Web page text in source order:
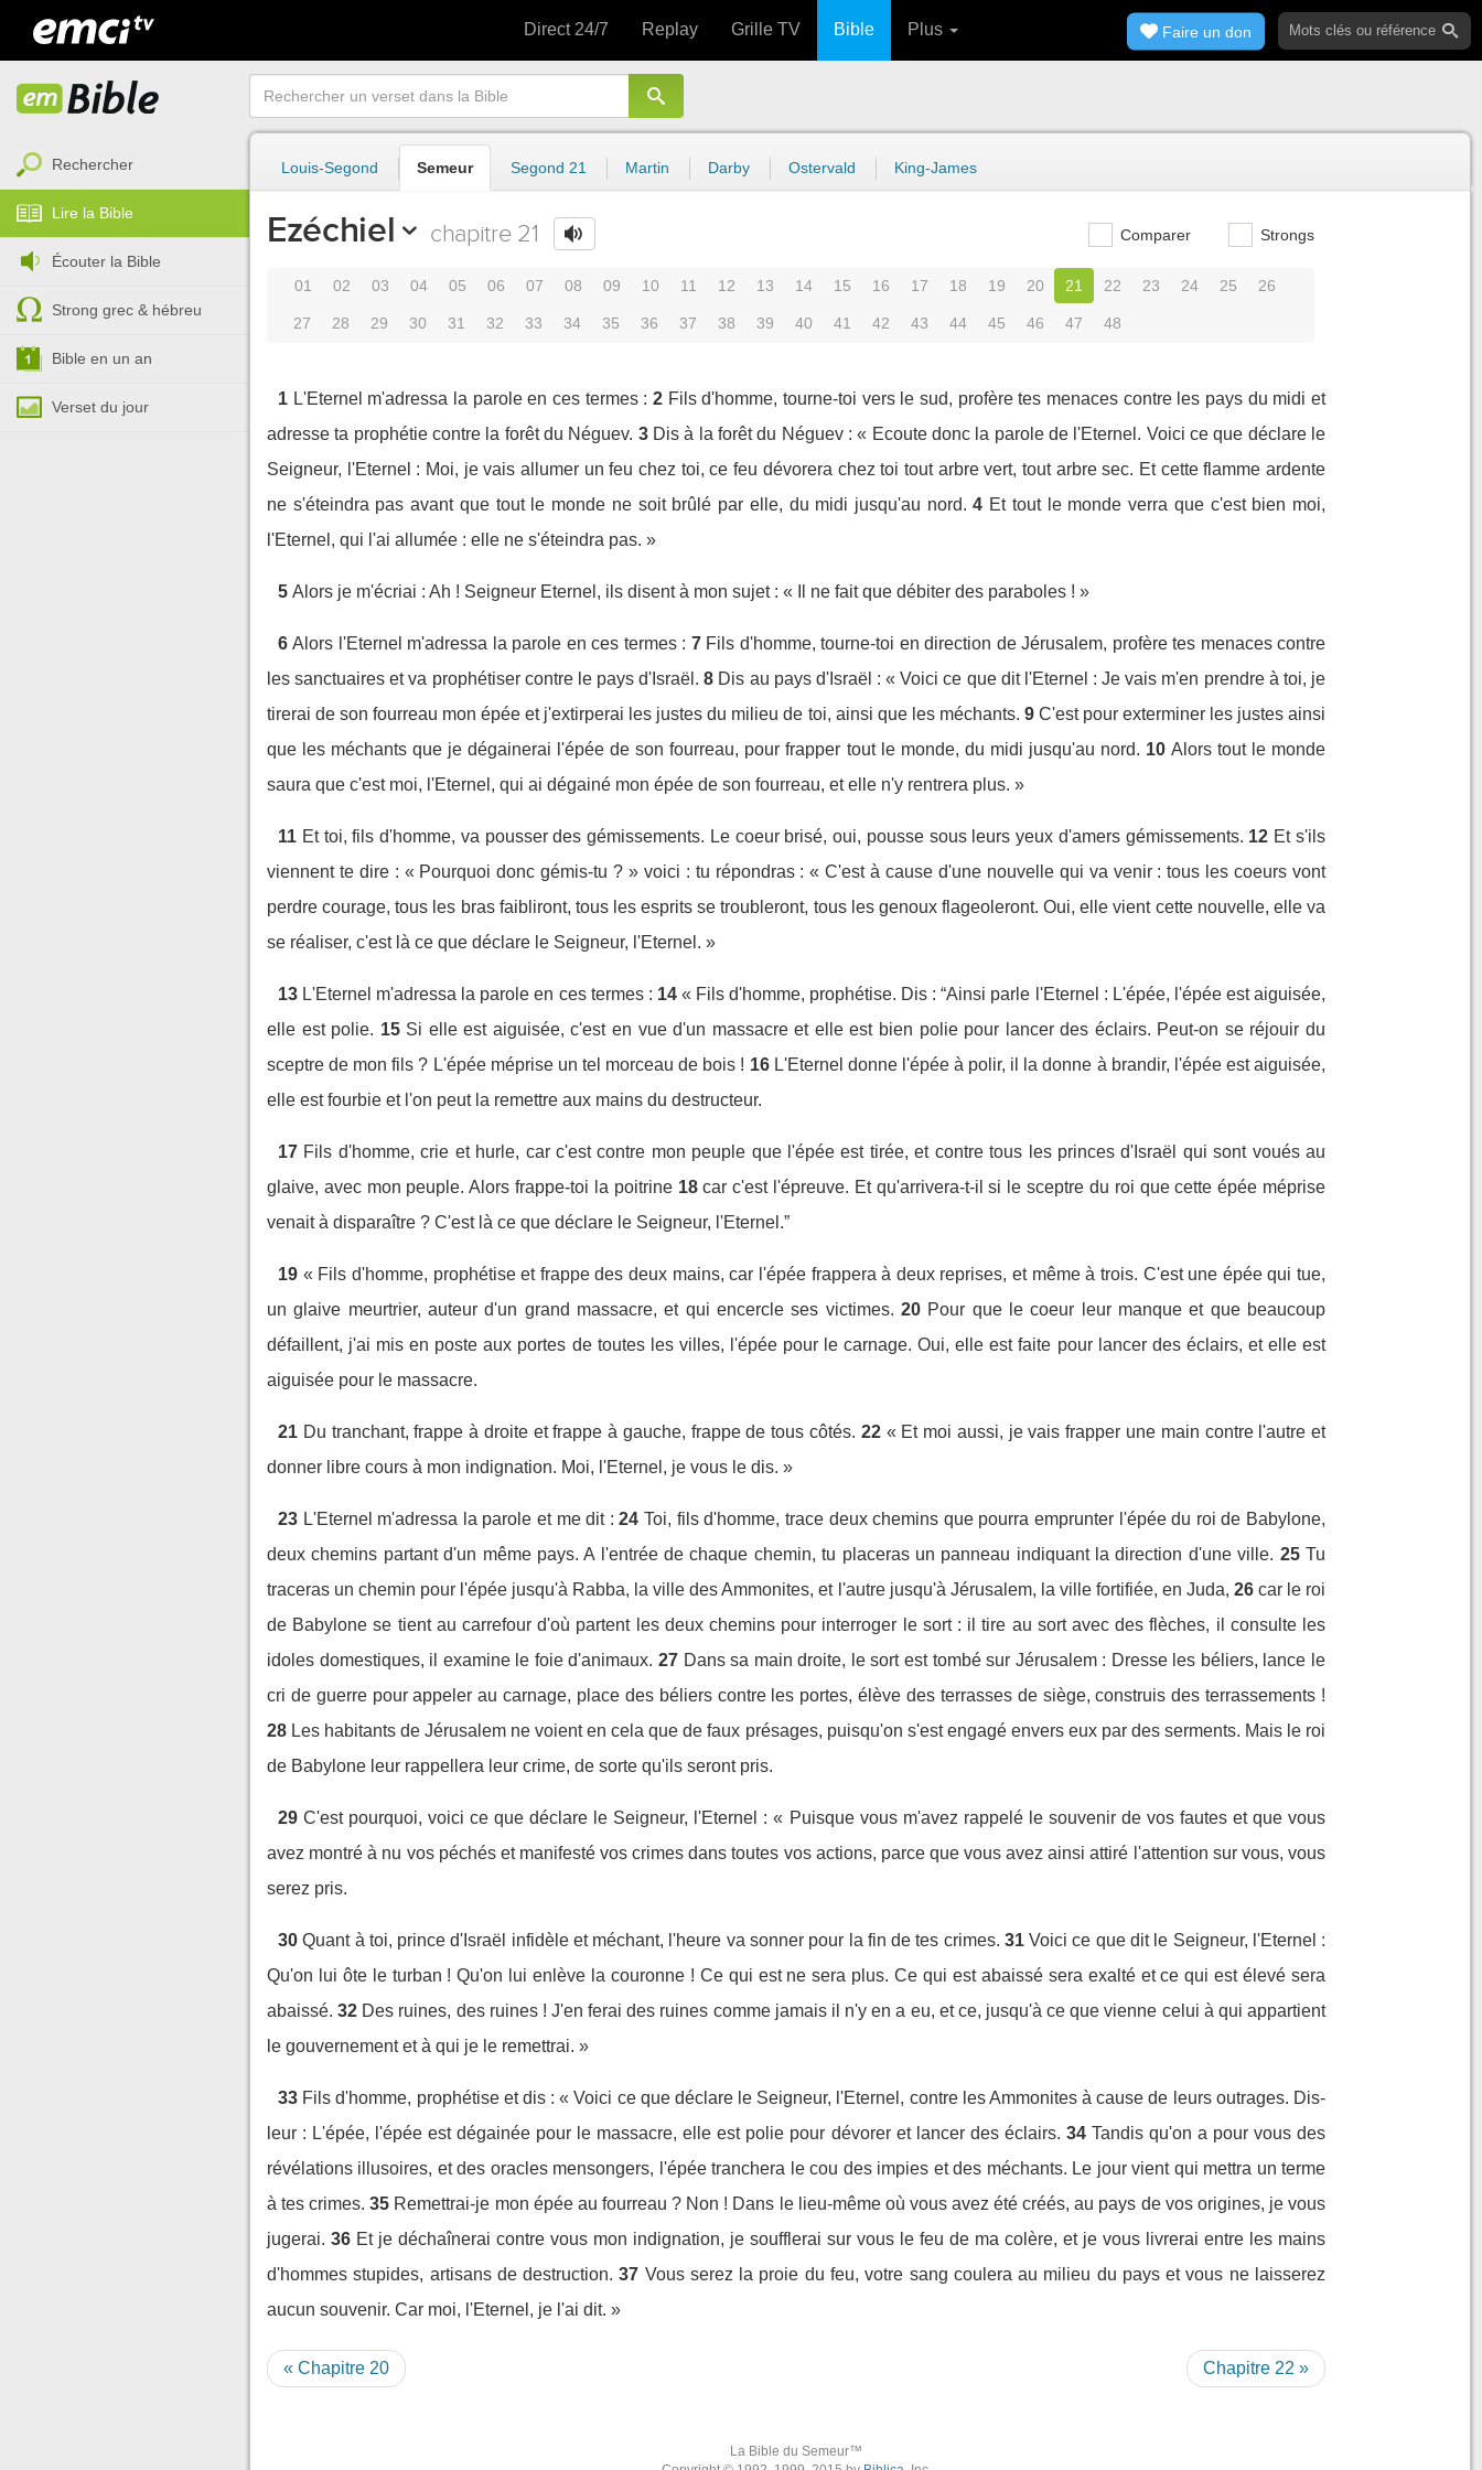
Direct 24/7 Replay Grille TV Bible Plus Faire un don
Rechercher
Lire la Bible
Écouter la Bible
Strong grec & hébreu
Bible en un an
Verset du jour
Louis-Segond Semeur Segond 21 Martin Darby Ostervald King-James
Ezéchiel chapitre 21 Comparer Strongs
01 02 03 04 05 06 07 08 09 10 11 12 13 14 15 16 17 18 19 20 21 22 23 24 25 26
27 28 29 30 31 32 33 34 35 36 37 38 39 40 41 42 43 44 45 46 47 48
1 L'Eternel m'adressa la parole en ces termes : 2 Fils d'homme, tourne-toi vers le sud, profère tes menaces contre les pays du midi et
adresse ta prophétie contre la forêt du Néguev. 3 Dis à la forêt du Néguev : « Ecoute donc la parole de l'Eternel. Voici ce que déclare le
Seigneur, l'Eternel : Moi, je vais allumer un feu chez toi, ce feu dévorera chez toi tout arbre vert, tout arbre sec. Et cette flamme ardente
ne s'éteindra pas avant que tout le monde ne soit brûlé par elle, du midi jusqu'au nord. 4 Et tout le monde verra que c'est bien moi,
l'Eternel, qui l'ai allumée : elle ne s'éteindra pas. »
5 Alors je m'écriai : Ah ! Seigneur Eternel, ils disent à mon sujet : « Il ne fait que débiter des paraboles ! »
6 Alors l'Eternel m'adressa la parole en ces termes : 7 Fils d'homme, tourne-toi en direction de Jérusalem, profère tes menaces contre
les sanctuaires et va prophétiser contre le pays d'Israël. 8 Dis au pays d'Israël : « Voici ce que dit l'Eternel : Je vais m'en prendre à toi, je
tirerai de son fourreau mon épée et j'extirperai les justes du milieu de toi, ainsi que les méchants. 9 C'est pour exterminer les justes ainsi
que les méchants que je dégainerai l'épée de son fourreau, pour frapper tout le monde, du midi jusqu'au nord. 10 Alors tout le monde
saura que c'est moi, l'Eternel, qui ai dégainé mon épée de son fourreau, et elle n'y rentrera plus. »
11 Et toi, fils d'homme, va pousser des gémissements. Le coeur brisé, oui, pousse sous leurs yeux d'amers gémissements. 12 Et s'ils
viennent te dire : « Pourquoi donc gémis-tu ? » voici : tu répondras : « C'est à cause d'une nouvelle qui va venir : tous les coeurs vont
perdre courage, tous les bras faibliront, tous les esprits se troubleront, tous les genoux flageoleront. Oui, elle vient cette nouvelle, elle va
se réaliser, c'est là ce que déclare le Seigneur, l'Eternel. »
13 L'Eternel m'adressa la parole en ces termes : 14 « Fils d'homme, prophétise. Dis : “Ainsi parle l'Eternel : L'épée, l'épée est aiguisée,
elle est polie. 15 Si elle est aiguisée, c'est en vue d'un massacre et elle est bien polie pour lancer des éclairs. Peut-on se réjouir du
sceptre de mon fils ? L'épée méprise un tel morceau de bois ! 16 L'Eternel donne l'épée à polir, il la donne à brandir, l'épée est aiguisée,
elle est fourbie et l'on peut la remettre aux mains du destructeur.
17 Fils d'homme, crie et hurle, car c'est contre mon peuple que l'épée est tirée, et contre tous les princes d'Israël qui sont voués au
glaive, avec mon peuple. Alors frappe-toi la poitrine 18 car c'est l'épreuve. Et qu'arrivera-t-il si le sceptre du roi que cette épée méprise
venait à disparaître ? C'est là ce que déclare le Seigneur, l'Eternel.”
19 « Fils d'homme, prophétise et frappe des deux mains, car l'épée frappera à deux reprises, et même à trois. C'est une épée qui tue,
un glaive meurtrier, auteur d'un grand massacre, et qui encercle ses victimes. 20 Pour que le coeur leur manque et que beaucoup
défaillent, j'ai mis en poste aux portes de toutes les villes, l'épée pour le carnage. Oui, elle est faite pour lancer des éclairs, et elle est
aiguisée pour le massacre.
21 Du tranchant, frappe à droite et frappe à gauche, frappe de tous côtés. 22 « Et moi aussi, je vais frapper une main contre l'autre et
donner libre cours à mon indignation. Moi, l'Eternel, je vous le dis. »
23 L'Eternel m'adressa la parole et me dit : 24 Toi, fils d'homme, trace deux chemins que pourra emprunter l'épée du roi de Babylone,
deux chemins partant d'un même pays. A l'entrée de chaque chemin, tu placeras un panneau indiquant la direction d'une ville. 25 Tu
traceras un chemin pour l'épée jusqu'à Rabba, la ville des Ammonites, et l'autre jusqu'à Jérusalem, la ville fortifiée, en Juda, 26 car le roi
de Babylone se tient au carrefour d'où partent les deux chemins pour interroger le sort : il tire au sort avec des flèches, il consulte les
idoles domestiques, il examine le foie d'animaux. 27 Dans sa main droite, le sort est tombé sur Jérusalem : Dresse les béliers, lance le
cri de guerre pour appeler au carnage, place des béliers contre les portes, élève des terrasses de siège, construis des terrassements !
28 Les habitants de Jérusalem ne voient en cela que de faux présages, puisqu'on s'est engagé envers eux par des serments. Mais le roi
de Babylone leur rappellera leur crime, de sorte qu'ils seront pris.
29 C'est pourquoi, voici ce que déclare le Seigneur, l'Eternel : « Puisque vous m'avez rappelé le souvenir de vos fautes et que vous
avez montré à nu vos péchés et manifesté vos crimes dans toutes vos actions, parce que vous avez ainsi attiré l'attention sur vous, vous
serez pris.
30 Quant à toi, prince d'Israël infidèle et méchant, l'heure va sonner pour la fin de tes crimes. 31 Voici ce que dit le Seigneur, l'Eternel :
Qu'on lui ôte le turban ! Qu'on lui enlève la couronne ! Ce qui est ne sera plus. Ce qui est abaissé sera exalté et ce qui est élevé sera
abaissé. 32 Des ruines, des ruines ! J'en ferai des ruines comme jamais il n'y en a eu, et ce, jusqu'à ce que vienne celui à qui appartient
le gouvernement et à qui je le remettrai. »
33 Fils d'homme, prophétise et dis : « Voici ce que déclare le Seigneur, l'Eternel, contre les Ammonites à cause de leurs outrages. Dis-
leur : L'épée, l'épée est dégainée pour le massacre, elle est polie pour dévorer et lancer des éclairs. 34 Tandis qu'on a pour vous des
révélations illusoires, et des oracles mensongers, l'épée tranchera le cou des impies et des méchants. Le jour vient qui mettra un terme
à tes crimes. 35 Remettrai-je mon épée au fourreau ? Non ! Dans le lieu-même où vous avez été créés, au pays de vos origines, je vous
jugerai. 36 Et je déchaînerai contre vous mon indignation, je soufflerai sur vous le feu de ma colère, et je vous livrerai entre les mains
d'hommes stupides, artisans de destruction. 37 Vous serez la proie du feu, votre sang coulera au milieu du pays et vous ne laisserez
aucun souvenir. Car moi, l'Eternel, je l'ai dit. »
« Chapitre 20 Chapitre 22 »
La Bible du Semeur™